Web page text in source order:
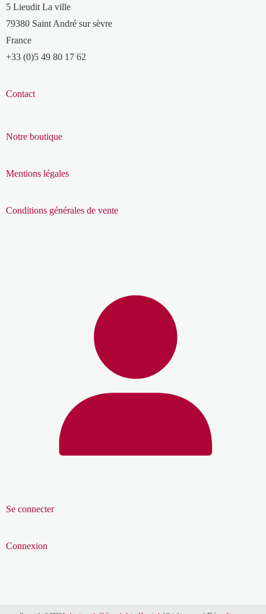
5 Lieudit La ville
79380 Saint André sur sèvre
France
+33 (0)5 49 80 17 62
Contact
Notre boutique
Mentions légales
Conditions générales de vente
Se connecter
Connexion